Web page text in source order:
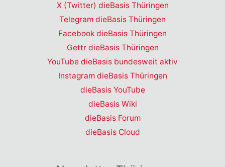
X (Twitter) dieBasis Thüringen
Telegram dieBasis Thüringen
Facebook dieBasis Thüringen
Gettr dieBasis Thüringen
YouTube dieBasis bundesweit aktiv
Instagram dieBasis Thüringen
dieBasis YouTube
dieBasis Wiki
dieBasis Forum
dieBasis Cloud